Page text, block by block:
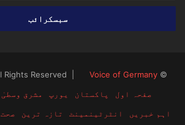
میل
پتا
© Copyright 2026, All Rights Reserved |
Voice of Germany
صفحہ اول
پاکستان یورپ مشرق وسطیٰ
اہم خبریں
انٹرٹینمینٹ تازہ ترین صحت